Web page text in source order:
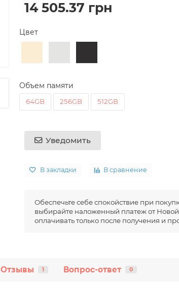
14 505.37 грн
Цвет
Объем памяти
64GB 256GB 512GB
Уведомить
В закладки В сравнение
Обеспечьте себе спокойствие при
выбирайте наложенный платеж от
оплачивать только после получения и
Отзывы 1 Вопрос-ответ 0